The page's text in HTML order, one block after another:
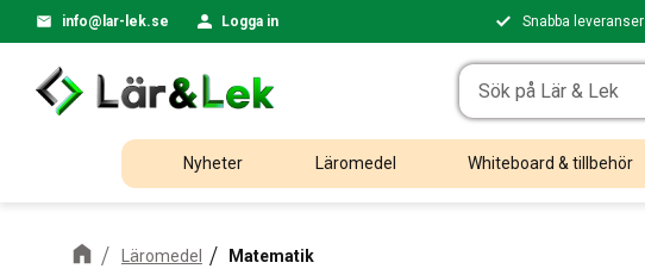
info@lar-lek.se Logga in Snabba leveranser
Nyheter Läromedel Whiteboard & tillbehör
Läromedel Matematik